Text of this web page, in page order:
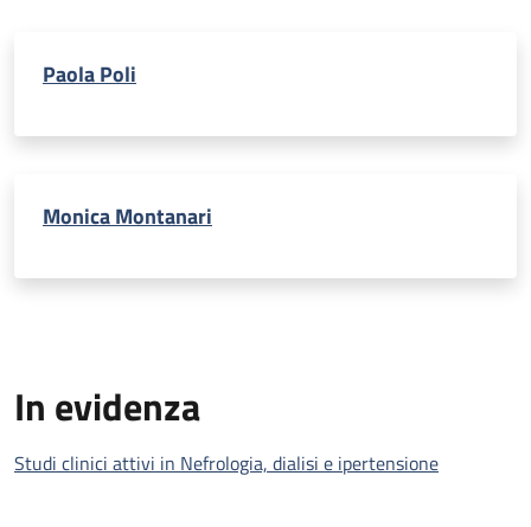
Paola Poli
Monica Montanari
In evidenza
Studi clinici attivi in Nefrologia, dialisi e ipertensione